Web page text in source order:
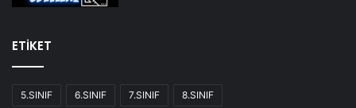
ETİKET
5.SINIF 6.SINIF 7.SINIF 8.SINIF